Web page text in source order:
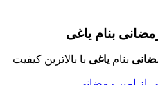
بنام یاغی
بنام یاغی با بالاترین کیفیت